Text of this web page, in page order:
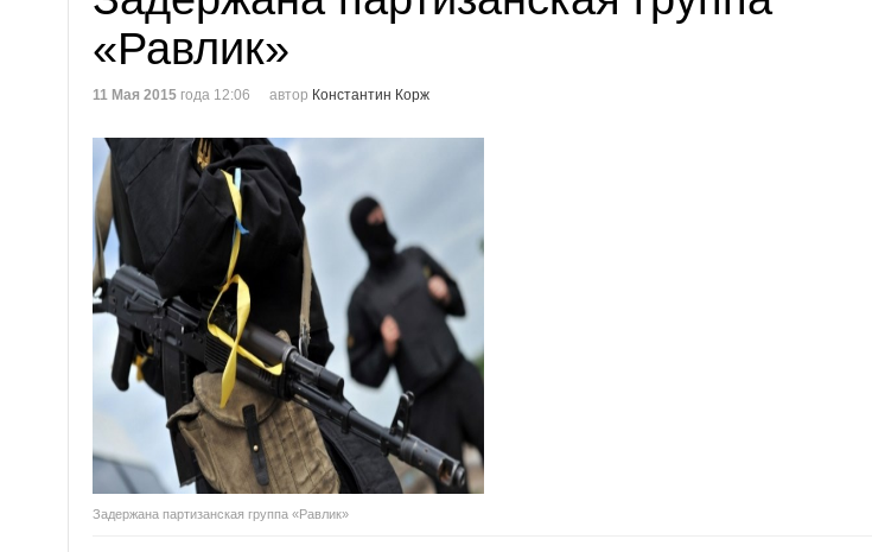
«Равлик»
11 Мая 2015 года 12:06 автор Константин Корж
Задержана партизанская группа «Равлик»